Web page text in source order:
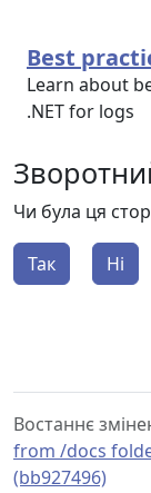
Best
Learn about
.NET for logs
Чи була ця
Так Ні
Востаннє
from /docs
(bb927496)